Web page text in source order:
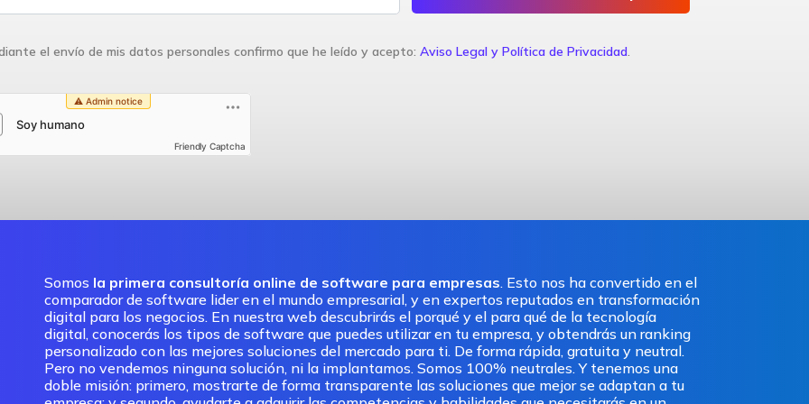
el envío de mis datos personales confirmo que he leído y acepto: Aviso Legal y Política de Privacidad.
Friendly Captcha
Somos la primera consultoría online de software para empresas. Esto nos ha convertido en el
comparador de software lider en el mundo empresarial, y en expertos reputados en transformación
digital para los negocios. En nuestra web descubrirás el porqué y el para qué de la tecnología
digital, conocerás los tipos de software que puedes utilizar en tu empresa, y obtendrás un ranking
personalizado con las mejores soluciones del mercado para ti. De forma rápida, gratuita y neutral.
Pero no vendemos ninguna solución, ni la implantamos. Somos 100% neutrales. Y tenemos una
doble misión: primero, mostrarte de forma transparente las soluciones que mejor se adaptan a tu